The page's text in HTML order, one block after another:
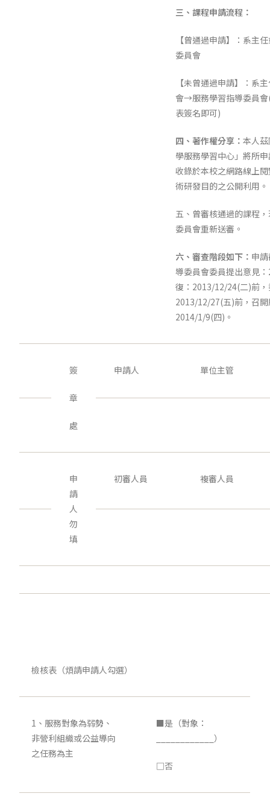
三、課程申請流程：
【曾通過申請】：系主
委員會
【未曾通過申請】：系
會→服務學習指導委員
表簽名即可)
四、著作權分享：本人
學服務學習中心」將所
收錄於本校之網路線上
術研發目的之公開利用。
五、曾審核通過的課程
委員會重新送審。
六、審查階段如下： 申
導委員會委員提出意見
復：2013/12/24(二)前
2013/12/27(五)前，召
2014/1/9(四)。
簽
章
處
申請人 單位主管
申
請
人
勿
填
初審人員 複審人員
檢核表（煩請申請人勾選）
1、服務對象為弱勢、
非營利組織或公益導向
之任務為主
■是（對象：
____________）
□否